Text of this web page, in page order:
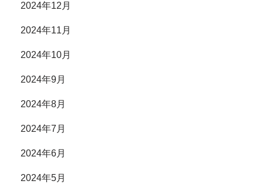
2024年12月
2024年11月
2024年10月
2024年9月
2024年8月
2024年7月
2024年6月
2024年5月